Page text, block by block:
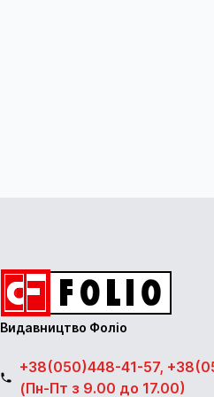
Видавництво Фоліо
+38(050)448-41-57,
(Пн-Пт з 9.00 до 17.00)